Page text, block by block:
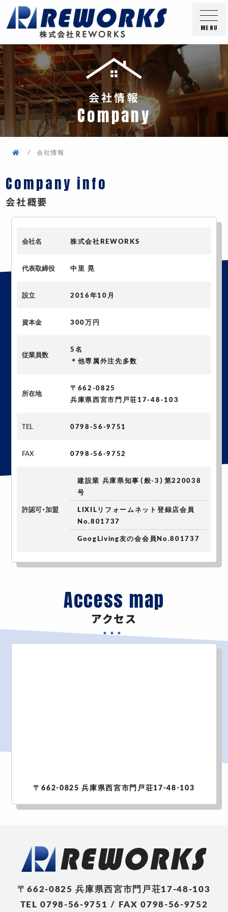
MENU
会社情報
Company
会社情報
Company info
会社概要
会社名 株式会社REWORKS
代表取締役 中里 晃
設立 2016年10月
資本金 300万円
従業員数
5名
＊他専属外注先多数
所在地
〒662-0825
兵庫県西宮市門戸荘17-48-103
TEL 0798-56-9751
FAX 0798-56-9752
許認可・加盟
建設業 兵庫県知事（般-3）第220038
号
LIXILリフォームネット登録店会員
No.801737
GoogLiving友の会会員No.801737
Access map
アクセス
〒662-0825 兵庫県西宮市門戸荘17-48-103
〒662-0825 兵庫県西宮市門戸荘17-48-103
TEL 0798-56-9751 / FAX 0798-56-9752